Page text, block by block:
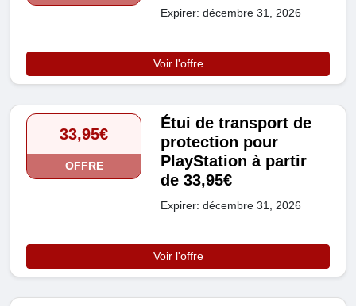
Expirer: décembre 31, 2026
Voir l'offre
33,95€
OFFRE
Étui de transport de
protection pour
PlayStation à partir
de 33,95€
Expirer: décembre 31, 2026
Voir l'offre